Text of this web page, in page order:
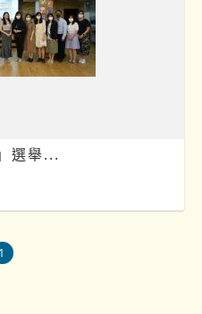
選舉...
1